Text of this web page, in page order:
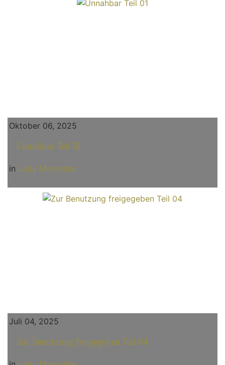
Oktober 06, 2025
Unnahbar Teil 01
in Lady Mercedes
Juli 04, 2025
Zur Benutzung freigegeben Teil 04